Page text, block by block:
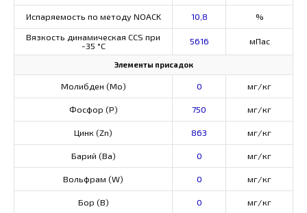
Испаряемость по методу NOACK 10,8
%
Вязкость динамическая CCS при
-35 °С
5616 мПас
Элементы присадок
Молибден (Мо) 0 мг/кг
Фосфор (Р) 750 мг/кг
Цинк (Zn) 863 мг/кг
Барий (Ва) 0 мг/кг
Вольфрам (W) 0 мг/кг
Бор (В) 0 мг/кг